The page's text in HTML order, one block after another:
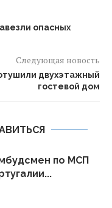
опасных
Следующая новость
двухэтажный
гостевой дом
по МСП